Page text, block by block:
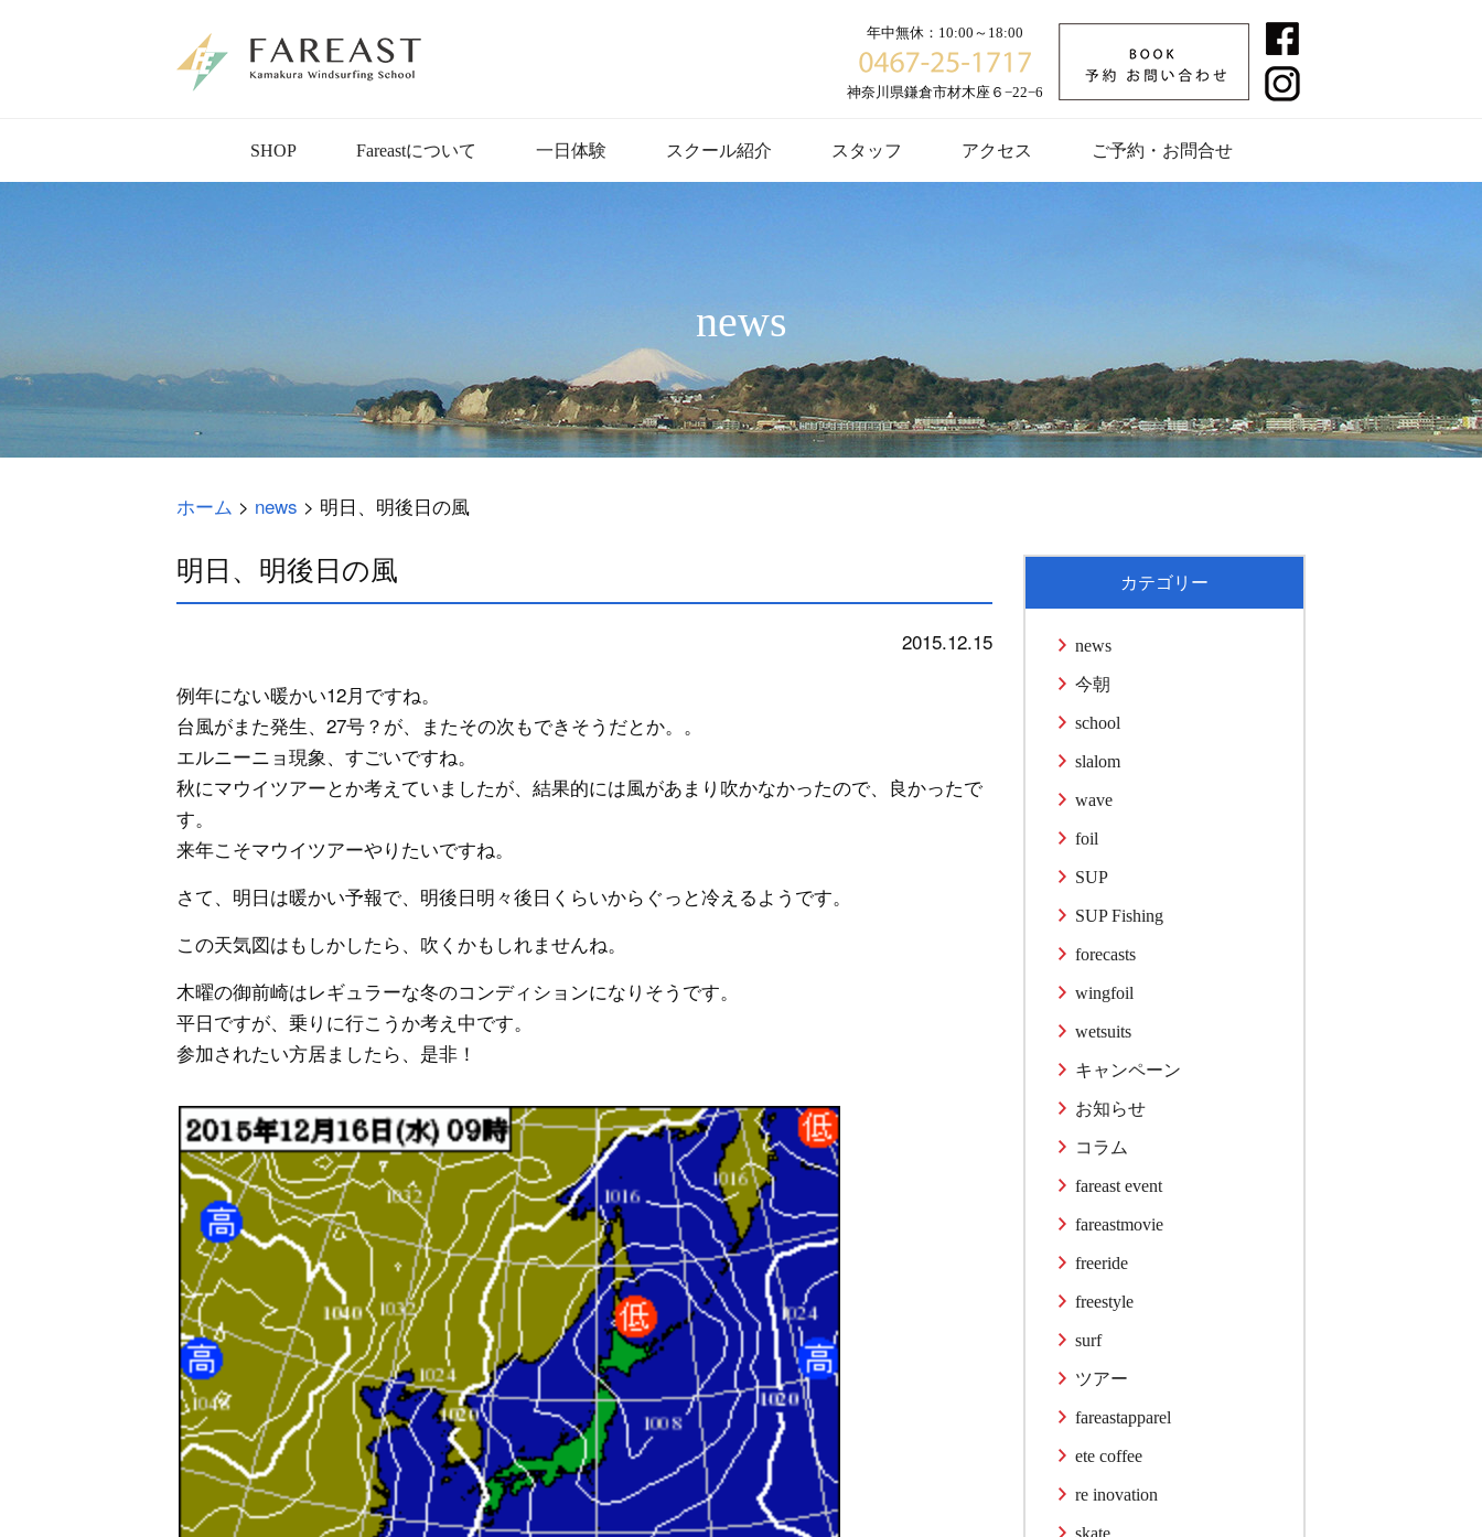
年中無休：10:00～18:00
神奈川県鎌倉市材木座６−22−6
SHOP Fareastについて 一日体験 スクール紹介 スタッフ アクセス ご予約・お問合せ
news
ホーム > news > 明日、明後日の風
明日、明後日の風
2015.12.15
例年にない暖かい12月ですね。
台風がまた発生、27号？が、またその次もできそうだとか。。
エルニーニョ現象、すごいですね。
秋にマウイツアーとか考えていましたが、結果的には風があまり吹かなかったので、良かったで
す。
来年こそマウイツアーやりたいですね。
さて、明日は暖かい予報で、明後日明々後日くらいからぐっと冷えるようです。
この天気図はもしかしたら、吹くかもしれませんね。
木曜の御前崎はレギュラーな冬のコンディションになりそうです。
平日ですが、乗りに行こうか考え中です。
参加されたい方居ましたら、是非！
カテゴリー
news
今朝
school
slalom
wave
foil
SUP
SUP Fishing
forecasts
wingfoil
wetsuits
キャンペーン
お知らせ
コラム
fareast event
fareastmovie
freeride
freestyle
surf
ツアー
fareastapparel
ete coffee
re inovation
skate